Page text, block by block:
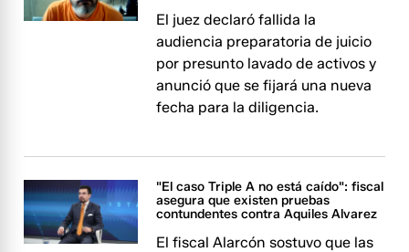
El juez declaró fallida la
audiencia preparatoria de juicio
por presunto lavado de activos y
anunció que se fijará una nueva
fecha para la diligencia.
"El caso Triple A no está caído": fiscal
asegura que existen pruebas
contundentes contra Aquiles Alvarez
El fiscal Alarcón sostuvo que las